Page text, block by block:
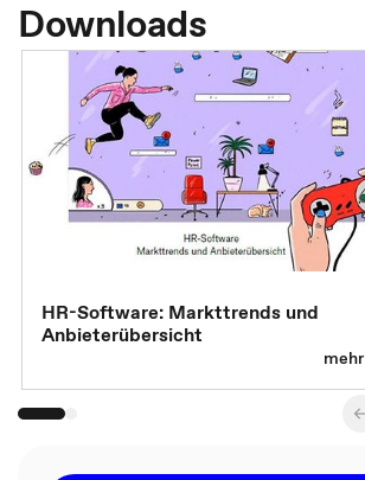
Downloads
HR-Software: Markttrends und
Anbieterübersicht
mehr